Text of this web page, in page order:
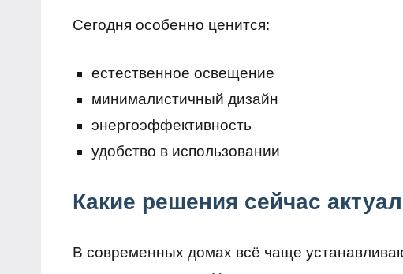
Сегодня особенно ценится:
естественное освещение
минималистичный дизайн
энергоэффективность
удобство в использовании
Какие решения сейчас
В современных домах всё чаще